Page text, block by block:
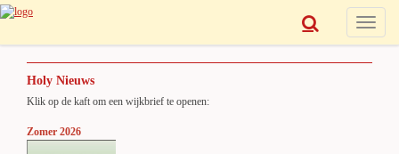
Toggle
Holy Nieuws
Klik op de kaft om een wijkbrief te openen:
Zomer 2026